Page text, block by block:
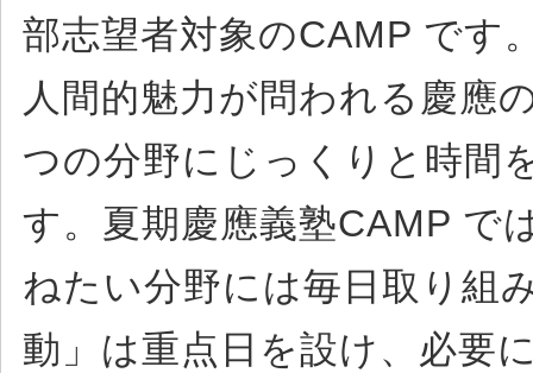
部志望者対象のCAMP です
人間的魅力が問われる慶應
つの分野にじっくりと時間
す。夏期慶應義塾CAMP で
ねたい分野には毎日取り組
動」は重点日を設け、必要